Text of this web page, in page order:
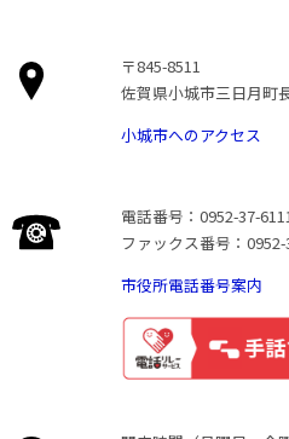
〒845-8511
佐賀県小城市三日月町
小城市へのアクセス
電話番号：0952-37-
ファックス番号：0952-
市役所電話番号案内